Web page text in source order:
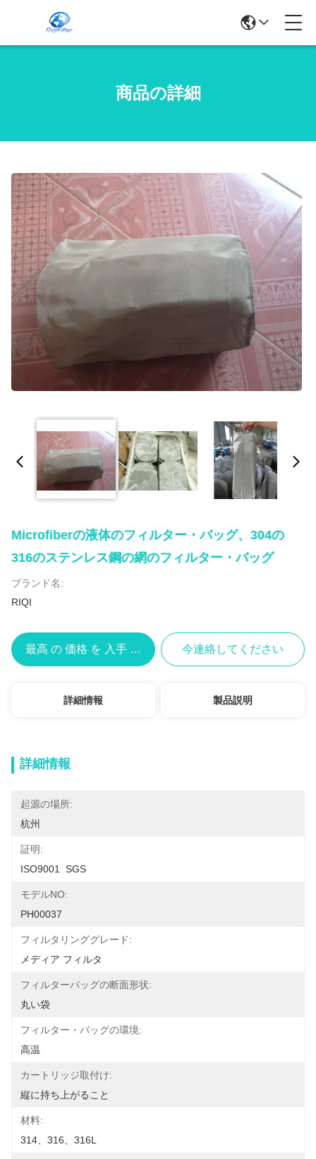
商品の詳細
Microfiberの液体のフィルター・バッグ、304の
316のステンレス鋼の網のフィルター・バッグ
ブランド名:
RIQI
最高 の 価格 を 入手 する 今連絡してください
詳細情報 製品説明
詳細情報
起源の場所:
杭州
証明:
ISO9001  SGS
モデルNO:
PH00037
フィルタリンググレード:
メディア フィルタ
フィルターバッグの断面形状:
丸い袋
フィルター・バッグの環境:
高温
カートリッジ取付け:
縦に持ち上がること
材料:
314、316、316L